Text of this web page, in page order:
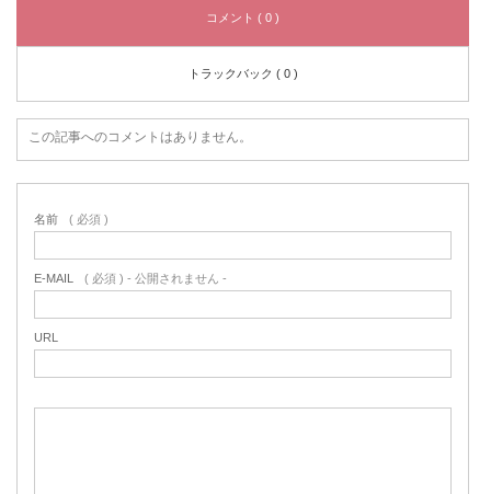
コメント ( 0 )
トラックバック ( 0 )
この記事へのコメントはありません。
名前 ( 必須 )
E-MAIL ( 必須 ) - 公開されません -
URL